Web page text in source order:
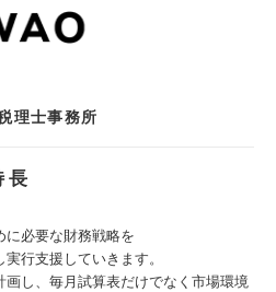
理士事務所
長
に必要な財務戦略を
行支援していきます。
し、毎月試算表だけでなく市場環境